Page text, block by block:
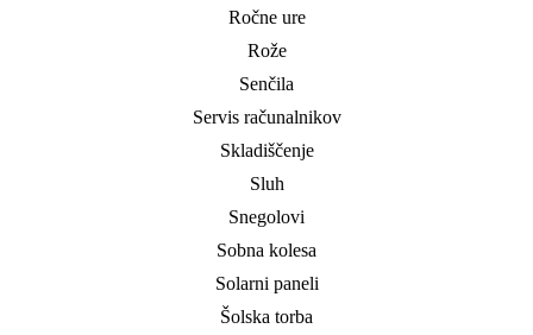
Ročne ure
Rože
Senčila
Servis računalnikov
Skladiščenje
Sluh
Snegolovi
Sobna kolesa
Solarni paneli
Šolska torba